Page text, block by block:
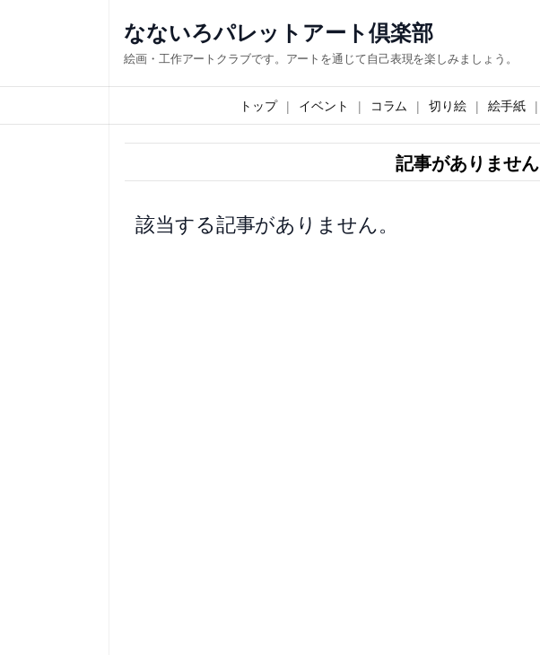
ス
キ
なないろパレットアート倶楽部
絵画・工作アートクラブです。アートを通じて自己表現を楽しみましょう。
トップ イベント コラム 切り絵 絵手紙
記事がありません
該当する記事がありません。